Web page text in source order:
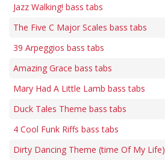
Jazz Walking! bass tabs
The Five C Major Scales bass tabs
39 Arpeggios bass tabs
Amazing Grace bass tabs
Mary Had A Little Lamb bass tabs
Duck Tales Theme bass tabs
4 Cool Funk Riffs bass tabs
Dirty Dancing Theme (time Of My